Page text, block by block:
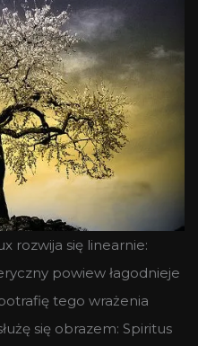
rozwija się linearnie:
powiew łagodnieje
tego wrażenia
się obrazem: Spiritus